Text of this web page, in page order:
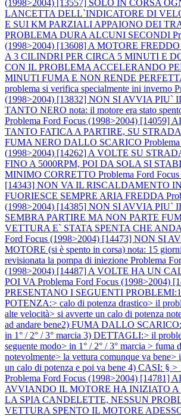
(1998>2004) [13557] SOLO IN CORSA
LANCETTA DELL`INDICATORE DI
E SUI KM PARZIALI APPAIONO DEI
PROBLEMA DURA ALCUNI SECONDI
(1998>2004) [13608] A MOTORE
A 3 CILINDRI PER CIRCA 5 MINUTI E
CON IL PROBLEMA ACCELERANDO
MINUTI FUMA E NON RENDE
problema si verifica specialmente ini inverno
(1998>2004) [13832] NON SI AVVIA PIU`
TANTO NERO nota: il motore era stato
Problema Ford Focus (1998>2004) [14059]
TANTO FATICA A PARTIRE, SU
FUMA NERO DALLO SCARICO
(1998>2004) [14262] A VOLTE SU
FINO A 5000RPM, POI DA SOLA SI
MINIMO CORRETTO Problema Ford
[14343] NON VA IL RISCALDAMENTO
FUORIESCE SEMPRE ARIA FREDDA
(1998>2004) [14385] NON SI AVVIA PIU`
SEMBRA PARTIRE MA NON PARTE
VETTURA E` STATA SPENTA CHE
Ford Focus (1998>2004) [14473] NON SI
MOTORE (si è spento in corsa) nota: 15
revisionata la pompa di iniezione Problema
(1998>2004) [14487] A VOLTE HA UN
POI VA Problema Ford Focus (1998>2004)
PRESENTANO I SEGUENTI
POTENZA:> calo di potenza drastico> il
alte velocità> si avverte un calo di potenza
ad andare bene2) FUMA DALLO
in 1° / 2° / 3° marcia 3) DETTAGLI:> il
seguente modo> in 1° / 2° / 3° marcia > fuma
notevolmente> la vettura comunque va bene>
un calo di potenza e poi va bene 4) CASI: § >
Problema Ford Focus (1998>2004) [14781]
AVVIANDO IL MOTORE HA INIZIATO
LA SPIA CANDELETTE, NESSUN
VETTURA SPENTO IL MOTORE